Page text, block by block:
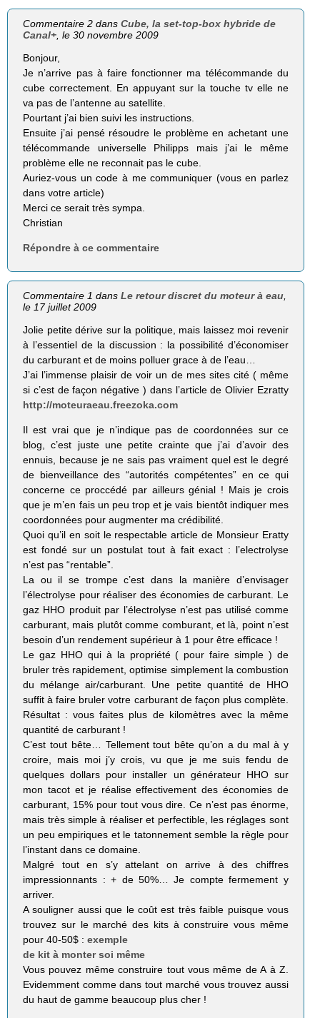
Commentaire 2 dansCube, la set-top-box hybride de
Canal+ , le 30 novembre 2009
Bonjour,
Je n’arrive pas à faire fonctionner ma télécommande du
cube correctement. En appuyant sur la touche tv elle ne
va pas de l’antenne au satellite.
Pourtant j’ai bien suivi les instructions.
Ensuite j’ai pensé résoudre le problème en achetant une
télécommande universelle Philipps mais j’ai le même
problème elle ne reconnait pas le cube.
Auriez-vous un code à me communiquer (vous en parlez
dans votre article)
Merci ce serait très sympa.
Christian
Répondre à ce commentaire
Commentaire 1 dansLe retour discret du moteur à eau
le 17 juillet 2009
Jolie petite dérive sur la politique, mais laissez moi revenir
à l’essentiel de la discussion : la possibilité d’économiser
du carburant et de moins polluer grace à de l’eau…
J’ai l’immense plaisir de voir un de mes sites cité ( même
si c’est de façon négative ) dans l’article de Olivier Ezratty
http://moteuraeau.freezoka.com
Il est vrai que je n’indique pas de coordonnées sur ce
blog, c’est juste une petite crainte que j’ai d’avoir des
ennuis, because je ne sais pas vraiment quel est le degré
de bienveillance des “autorités compétentes” en ce qui
concerne ce proccédé par ailleurs génial ! Mais je crois
que je m’en fais un peu trop et je vais bientôt indiquer mes
coordonnées pour augmenter ma crédibilité.
Quoi qu’il en soit le respectable article de Monsieur Eratty
est fondé sur un postulat tout à fait exact : l’electrolyse
n’est pas “rentable”.
La ou il se trompe c’est dans la manière d’envisager
l’électrolyse pour réaliser des économies de carburant. Le
gaz HHO produit par l’électrolyse n’est pas utilisé comme
carburant, mais plutôt comme comburant, et là, point n’est
besoin d’un rendement supérieur à 1 pour être efficace !
Le gaz HHO qui à la propriété ( pour faire simple ) de
bruler très rapidement, optimise simplement la combustion
du mélange air/carburant. Une petite quantité de HHO
suffit à faire bruler votre carburant de façon plus complète.
Résultat : vous faites plus de kilomètres avec la même
quantité de carburant !
C’est tout bête… Tellement tout bête qu’on a du mal à y
croire, mais moi j’y crois, vu que je me suis fendu de
quelques dollars pour installer un générateur HHO sur
mon tacot et je réalise effectivement des économies de
carburant, 15% pour tout vous dire. Ce n’est pas énorme,
mais très simple à réaliser et perfectible, les réglages sont
un peu empiriques et le tatonnement semble la règle pour
l’instant dans ce domaine.
Malgré tout en s’y attelant on arrive à des chiffres
impressionnants : + de 50%… Je compte fermement y
arriver.
A souligner aussi que le coût est très faible puisque vous
trouvez sur le marché des kits à construire vous même
pour 40-50$ :exemple
de kit à monter soi même
Vous pouvez même construire tout vous même de A à Z.
Evidemment comme dans tout marché vous trouvez aussi
du haut de gamme beaucoup plus cher !